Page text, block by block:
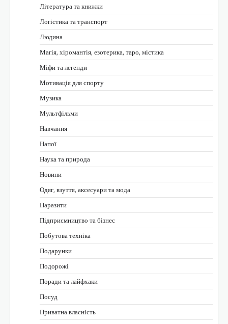
Література та книжки
Логістика та транспорт
Людина
Магія, хіромантія, езотерика, таро, містика
Міфи та легенди
Мотивація для спорту
Музика
Мультфільми
Навчання
Напої
Наука та природа
Новини
Одяг, взуття, аксесуари та мода
Паразити
Підприємництво та бізнес
Побутова техніка
Подарунки
Подорожі
Поради та лайфхаки
Посуд
Приватна власність